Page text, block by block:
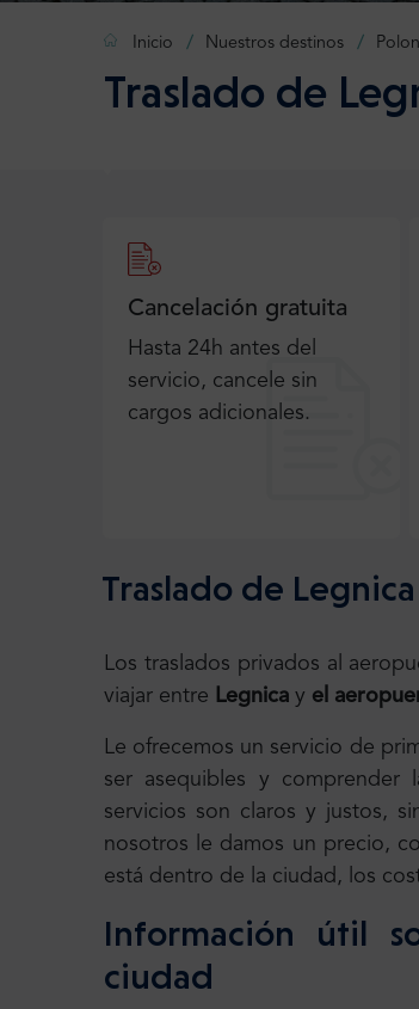
Inicio Nuestros destinos
Traslado de
Cancelación gratuita
Hasta 24h antes del
servicio, cancele sin
cargos adicionales.
Traslado de
Los traslados privados al
viajar entre Legnica y el
Le ofrecemos un servicio de
ser asequibles y comprender
servicios son claros y justos,
nosotros le damos un precio,
está dentro de la ciudad, los
Información útil
ciudad